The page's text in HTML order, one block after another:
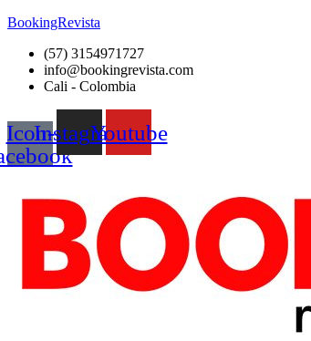
BookingRevista
(57) 3154971727
info@bookingrevista.com
Cali - Colombia
Icon-InstagramYoutube